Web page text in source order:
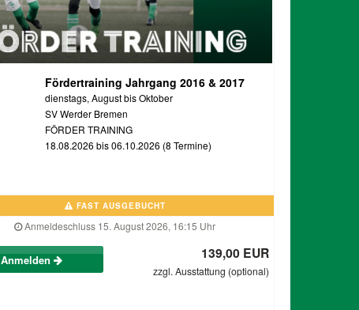
Fördertraining Jahrgang 2016 & 2017
dienstags, August bis Oktober
SV Werder Bremen
FÖRDER TRAINING
18.08.2026 bis 06.10.2026 (8 Termine)
FAST AUSGEBUCHT
Anmeldeschluss 15. August 2026, 16:15 Uhr
Anmelden 139,00 EUR
zzgl. Ausstattung (optional)